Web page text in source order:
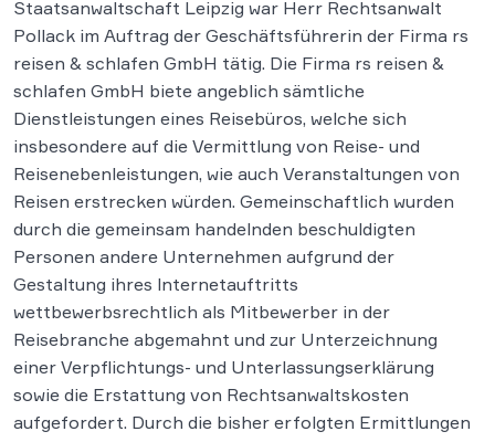
Staatsanwaltschaft Leipzig war Herr Rechtsanwalt
Pollack im Auftrag der Geschäftsführerin der Firma rs
reisen & schlafen GmbH tätig. Die Firma rs reisen &
schlafen GmbH biete angeblich sämtliche
Dienstleistungen eines Reisebüros, welche sich
insbesondere auf die Vermittlung von Reise- und
Reisenebenleistungen, wie auch Veranstaltungen von
Reisen erstrecken würden. Gemeinschaftlich wurden
durch die gemeinsam handelnden beschuldigten
Personen andere Unternehmen aufgrund der
Gestaltung ihres lnternetauftritts
wettbewerbsrechtlich als Mitbewerber in der
Reisebranche abgemahnt und zur Unterzeichnung
einer Verpflichtungs- und Unterlassungserklärung
sowie die Erstattung von Rechtsanwaltskosten
aufgefordert. Durch die bisher erfolgten Ermittlungen